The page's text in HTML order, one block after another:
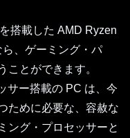
搭載した AMD Ryzen
、ゲーミング・パ
ことができます。
サー搭載の PC は、今
ために必要な、容赦な
ング・プロセッサーと